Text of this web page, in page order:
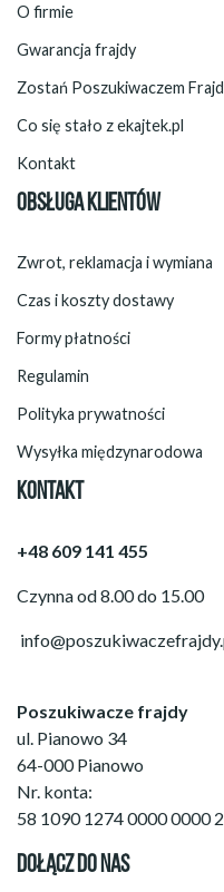
O firmie
Gwarancja frajdy
Zostań Poszukiwaczem
Co się stało z ekajtek.pl
Kontakt
OBSŁUGA KLIENTÓW
Zwrot, reklamacja i wymiana
Czas i koszty dostawy
Formy płatności
Regulamin
Polityka prywatności
Wysyłka międzynarodowa
KONTAKT
+48 609 141 455
Czynna od 8.00 do 15.00
Poszukiwacze frajdy
ul. Pianowo 34
64-000 Pianowo
Nr. konta:
58 1090 1274 0000 0000
DOŁĄCZ DO NAS